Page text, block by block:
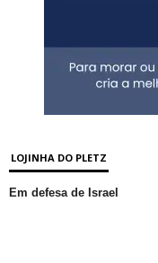
LOJINHA DO PLETZ
Em defesa de Israel